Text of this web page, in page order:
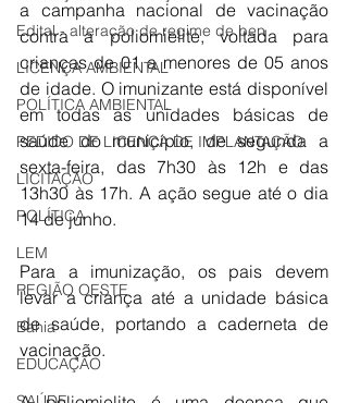
Edital - alteração de regime de ben
LICENÇA AMBIENTAL
POLÍTICA AMBIENTAL
PEDIDO DE LICENÇA DE IMPLANTAÇÃO
LICITAÇÃO
POLÍTICA
LEM
REGIÃO OESTE
Bahia
EDUCAÇÃO
a campanha nacional de vacinação
contra a poliomielite, voltada para
crianças de 01 a menores de 05 anos
de idade. O imunizante está disponível
em todas as unidades básicas de
saúde do município, de segunda a
sexta-feira, das 7h30 às 12h e das
13h30 às 17h. A ação segue até o dia
14 de junho.
Para a imunização, os pais devem
levar a criança até a unidade básica
de saúde, portando a caderneta de
vacinação.